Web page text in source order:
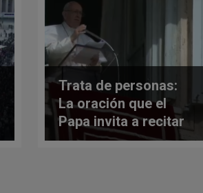
Trata de personas:
La oración que el
Papa invita a recitar